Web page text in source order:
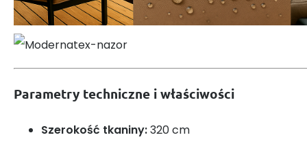
Parametry techniczne i właściwości
Szerokość tkaniny:320 cm